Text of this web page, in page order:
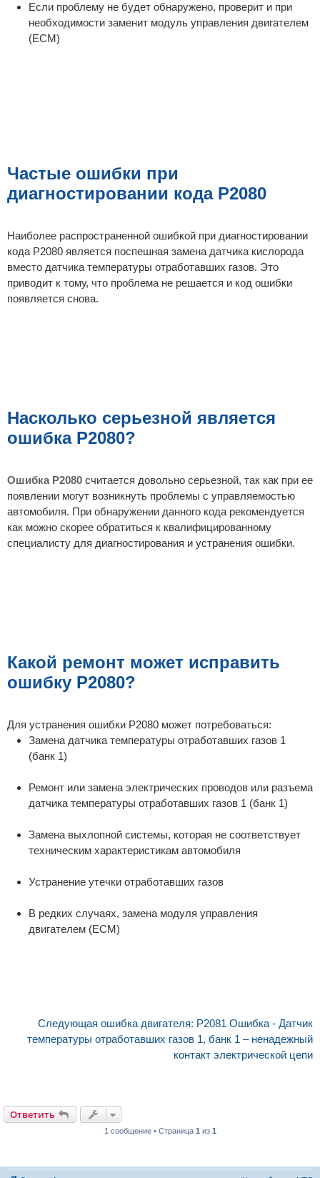
Если проблему не будет обнаружено, проверит и при
необходимости заменит модуль управления двигателем
(ECM)
Частые ошибки при
диагностировании кода P2080
Наиболее распространенной ошибкой при диагностировании
кода P2080 является поспешная замена датчика кислорода
вместо датчика температуры отработавших газов. Это
приводит к тому, что проблема не решается и код ошибки
появляется снова.
Насколько серьезной является
ошибка P2080?
Ошибка P2080 считается довольно серьезной, так как при ее
появлении могут возникнуть проблемы с управляемостью
автомобиля. При обнаружении данного кода рекомендуется
как можно скорее обратиться к квалифицированному
специалисту для диагностирования и устранения ошибки.
Какой ремонт может исправить
ошибку P2080?
Для устранения ошибки P2080 может потребоваться:
Замена датчика температуры отработавших газов 1
(банк 1)
Ремонт или замена электрических проводов или разъема
датчика температуры отработавших газов 1 (банк 1)
Замена выхлопной системы, которая не соответствует
техническим характеристикам автомобиля
Устранение утечки отработавших газов
В редких случаях, замена модуля управления
двигателем (ECM)
Следующая ошибка двигателя: P2081 Ошибка - Датчик
температуры отработавших газов 1, банк 1 – ненадежный
контакт электрической цепи
Ответить
1 сообщение • Страница 1 из 1